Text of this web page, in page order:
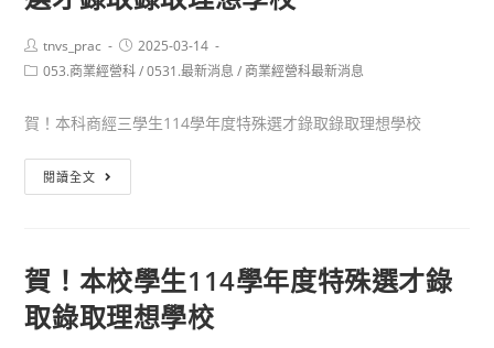
性
轉
科
學
學
年
度
技
繁
錄
取
理
Post
author:
tnvs_prac
Post
published:
2025-03-14
Post053.商業經營科 / 0531.最新消息 / 商業經營科最新消息
賀！本科商經三學生114學年度特殊選才錄取錄取理想學校
閱讀全文
本
經
三
學
賀！本校學生114學年度特殊選才錄
取錄取理想學校